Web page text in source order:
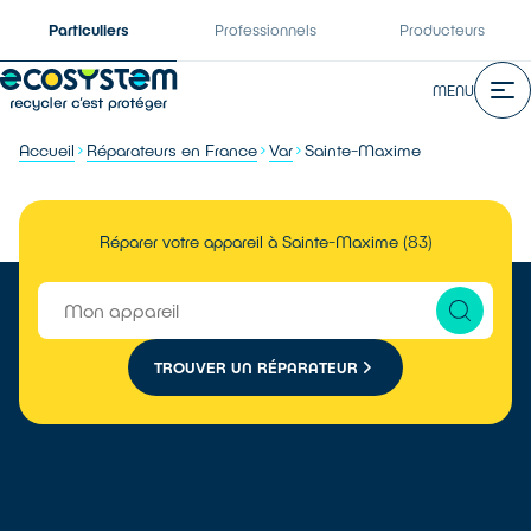
Particuliers Professionnels Producteurs
MENU
Accueil Réparateurs en France Var Sainte-Maxime
Réparer votre appareil à Sainte-Maxime (83)
TROUVER UN RÉPARATEUR